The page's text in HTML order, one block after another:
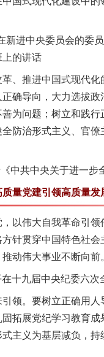
中央委员会的委员
上的讲话
推进中国式现代化
确导向，大力选拔
为问题；树立和践
防治形式主义、官
中央关于进一步全
量党建引领高质量发
伟大自我革命引领
针贯穿中国特色社
动伟大事业不断向前
九届中央纪委六次
。要树立正确用人
拓展党纪学习教育
主义为基层减负，
一纸欠